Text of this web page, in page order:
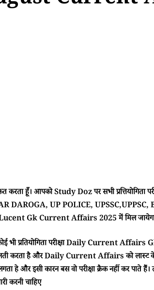
हूँ। आपको Study Doz पर सभी प्रत्तियोगिता
DAROGA, UP POLICE, UPSSC,UPPSC,
Lucent Gk Current Affairs 2025 में मिल
भी प्रतियोगिता परीक्षा Daily Current Affairs
गलती करता है और Daily Current Affairs को लास्ट
हे और इसी कारन बस वो परीक्षा क्रैक नहीं कर पाते
करनी चाहिए